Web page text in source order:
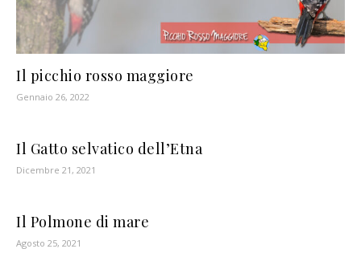
Il picchio rosso maggiore
Gennaio 26, 2022
Il Gatto selvatico dell’Etna
Dicembre 21, 2021
Il Polmone di mare
Agosto 25, 2021